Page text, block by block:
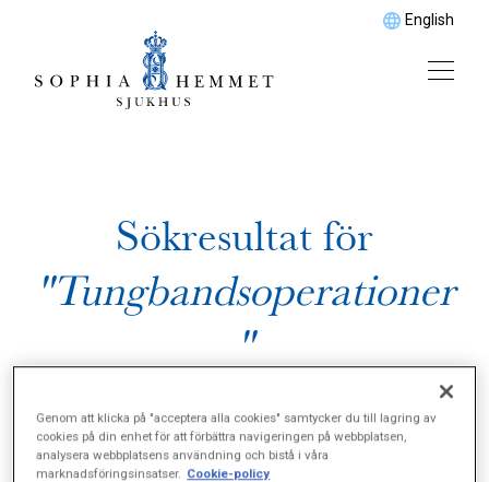
English
Sökresultat för
"Tungbandsoperationer
"
Genom att klicka på "acceptera alla cookies" samtycker du till lagring av
cookies på din enhet för att förbättra navigeringen på webbplatsen,
analysera webbplatsens användning och bistå i våra
marknadsföringsinsatser. Cookie-policy